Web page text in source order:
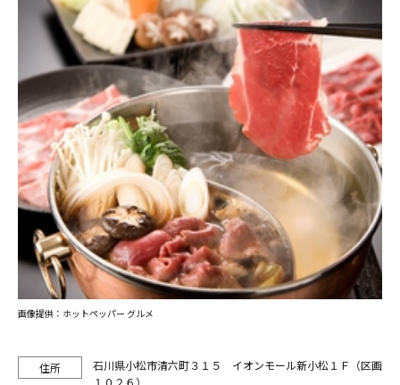
石川県小松市清六町３１５ イオンモール新小松１Ｆ（区画
１０２６）
画像提供：ホットペッパー グルメ